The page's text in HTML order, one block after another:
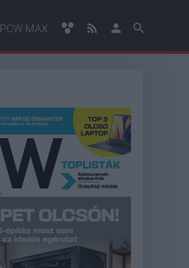
PCW MAX